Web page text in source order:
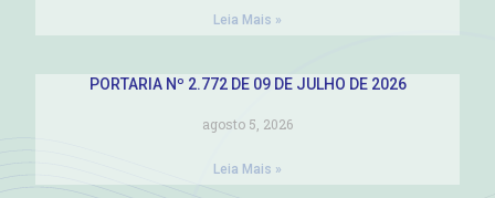
Leia Mais »
PORTARIA Nº 2.772 DE 09 DE JULHO DE 2026
agosto 5, 2026
Leia Mais »